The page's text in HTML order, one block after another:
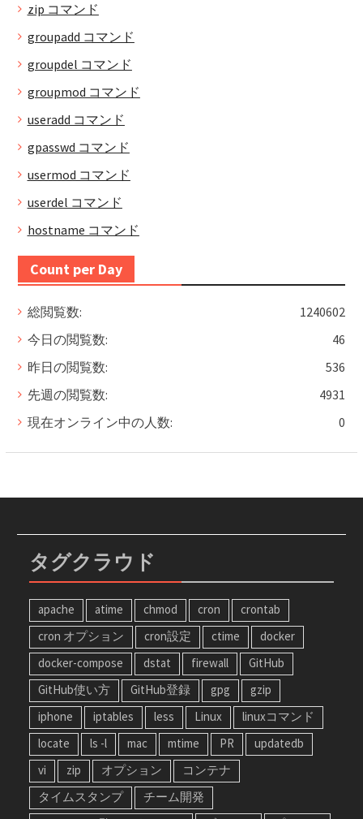
zip コマンド
groupadd コマンド
groupdel コマンド
groupmod コマンド
useradd コマンド
gpasswd コマンド
usermod コマンド
userdel コマンド
hostname コマンド
Count per Day
1240602
総閲覧数:
46
今日の閲覧数:
536
昨日の閲覧数:
4931
先週の閲覧数:
0
現在オンライン中の人数:
タグクラウド
apache atime chmod cron
crontab
cron オプション
cron設定 ctime
docker
docker-compose
dstat firewall
GitHub
GitHub使い方
GitHub登録 gpg
gzip
iphone
iptables less Linux
linuxコマンド
locate
ls -l mac mtime PR
updatedb
vi
zip オプション
コンテナ
タイムスタンプ
チーム開発